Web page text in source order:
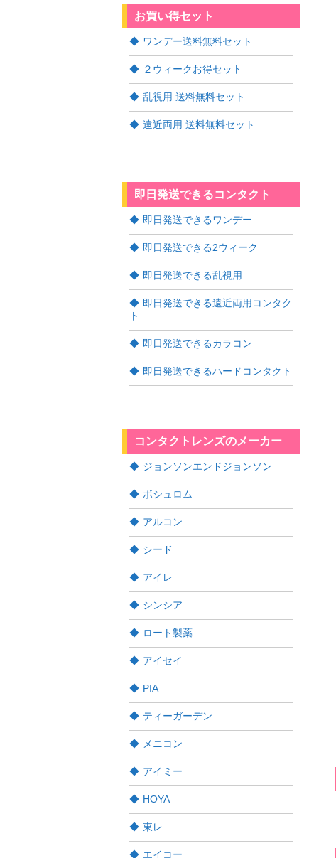
お買い得セット
ワンデー送料無料セット
２ウィークお得セット
乱視用 送料無料セット
遠近両用 送料無料セット
即日発送できるコンタクト
即日発送できるワンデー
即日発送できる2ウィーク
即日発送できる乱視用
即日発送できる遠近両用コンタク
ト
即日発送できるカラコン
即日発送できるハードコンタクト
コンタクトレンズのメーカー
ジョンソンエンドジョンソン
ボシュロム
アルコン
シード
アイレ
シンシア
ロート製薬
アイセイ
PIA
ティーガーデン
メニコン
アイミー
HOYA
東レ
エイコー